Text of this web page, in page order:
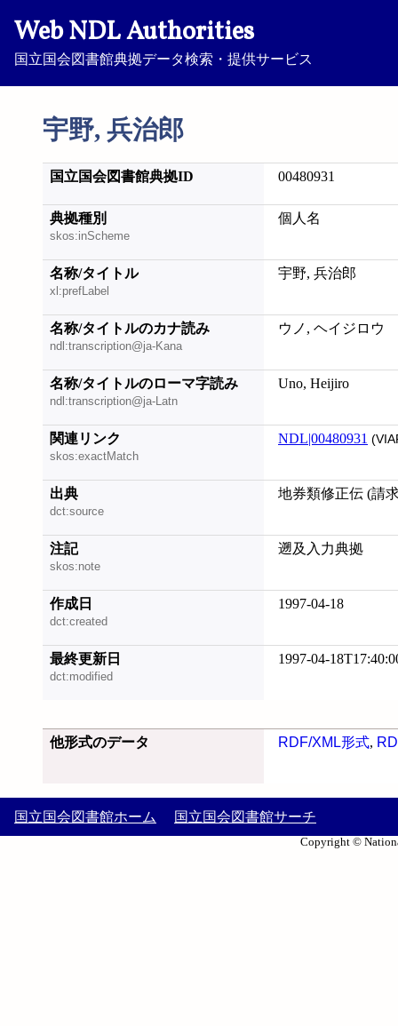
Web NDL Authorities
国立国会図書館典拠データ検索・提供サービス
宇野, 兵治郎
国立国会図書館典拠ID 00480931
典拠種別
skos:inScheme
個人名
名称/タイトル
xl:prefLabel
宇野, 兵治郎
名称/タイトルのカナ読み
ndl:transcription@ja-Kana
ウノ, ヘイジロウ
名称/タイトルのローマ字読み
ndl:transcription@ja-Latn
Uno, Heijiro
関連リンク
skos:exactMatch
NDL|00480931
出典
dct:source
地券類修正伝 (請
注記
skos:note
遡及入力典拠
作成日
dct:created
1997-04-18
最終更新日
dct:modified
1997-04-
他形式のデータ RDF/XML形式,
国立国会図書館ホーム 国立国会図書館サーチ
Copyright ©